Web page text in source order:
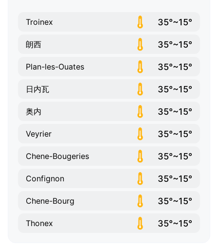
Troinex 35°~15°
朗西 35°~15°
Plan-les-Ouates 35°~15°
日内瓦 35°~15°
奥内 35°~15°
Veyrier 35°~15°
Chene-Bougeries 35°~15°
Confignon 35°~15°
Chene-Bourg 35°~15°
Thonex 35°~15°